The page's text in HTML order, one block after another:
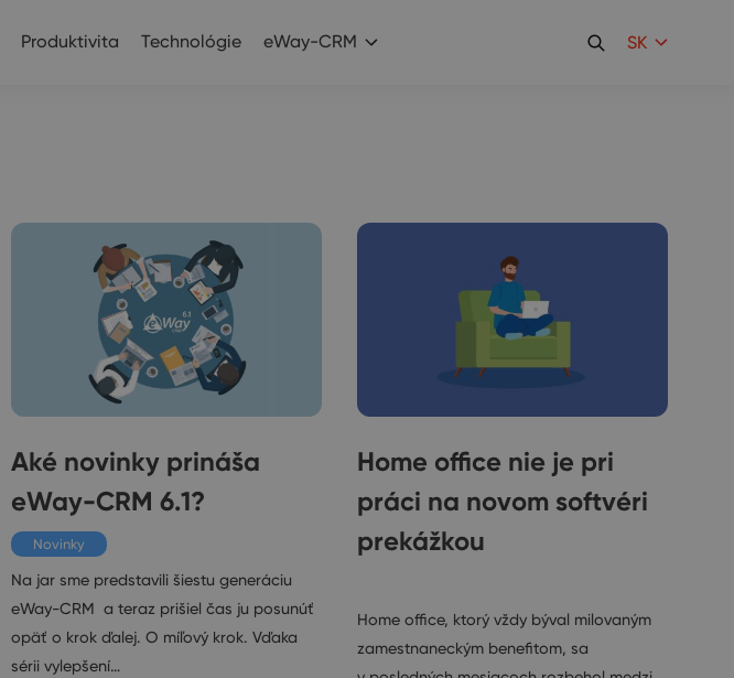
Produktivita Technológie eWay-CRM SK
Aké novinky prináša
eWay-CRM 6.1?
Novinky
Na jar sme predstavili šiestu generáciu
eWay-CRM a teraz prišiel čas ju posunúť
opäť o krok ďalej. O míľový krok. Vďaka
sérii vylepšení…
Home office nie je pri
práci na novom softvéri
prekážkou
Home office, ktorý vždy býval milovaným
zamestnaneckým benefitom, sa